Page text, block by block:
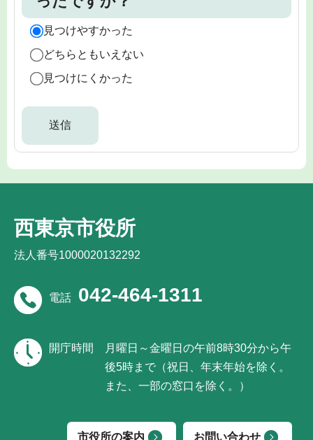
見つけやすかった
どちらともいえない
見つけにくかった
西東京市役所
法人番号1000020132292
電話 042-464-1311
開庁時間
月曜日～金曜日の午前8時30分から午
後5時まで（祝日、年末年始を除く。
また、一部の窓口を除く。）
市役所の案内 お問い合わせ